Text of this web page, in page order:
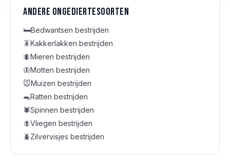
Andere ongediertesoorten
🛏️Bedwantsen bestrijden
🪳Kakkerlakken bestrijden
🐜Mieren bestrijden
🦋Motten bestrijden
🐭Muizen bestrijden
🐀Ratten bestrijden
🕷️Spinnen bestrijden
🪰Vliegen bestrijden
🪲Zilvervisjes bestrijden